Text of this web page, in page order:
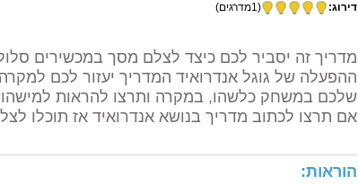
דירוג: (1מדרגים)
מדריך זה יסביר לכם כיצד לצלם מסך במכשירים
ההפעלה של גוגל אנדרואיד המדריך יעזור לכם
שלכם במשחק כלשהו, במקרה ותרצו להראות
אם תרצו לכתוב מדריך בנושא אנדרואיד אז תוכלו
הוראות: